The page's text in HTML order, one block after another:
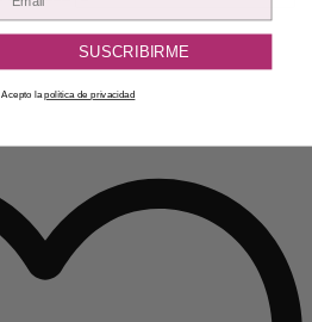
SUSCRIBIRME
Acepto lapolítica de privacidad